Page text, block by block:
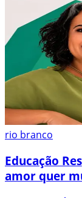
rio branco
Educação
amor quer